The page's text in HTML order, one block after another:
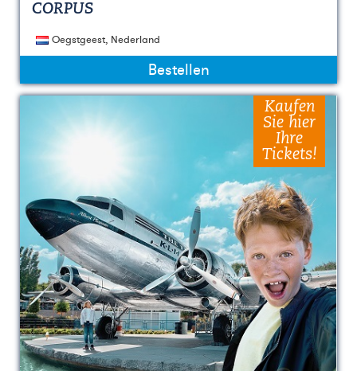
CORPUS
Oegstgeest, Nederland
Bestellen
Kaufen
Sie hier
Ihre
Tickets!